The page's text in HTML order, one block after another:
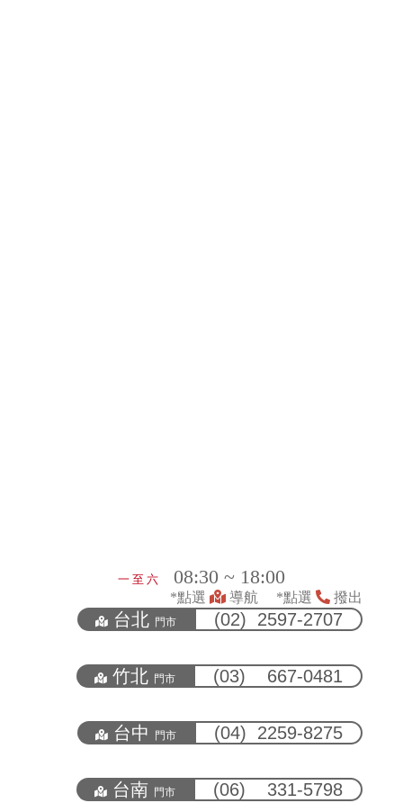
一 至 六 08:30 ~ 18:00
*點選 導航 *點選 撥出
台北 門市 (02) 2597-2707
竹北 門市 (03) 667-0481
台中 門市 (04) 2259-8275
台南 門市 (06) 331-5798